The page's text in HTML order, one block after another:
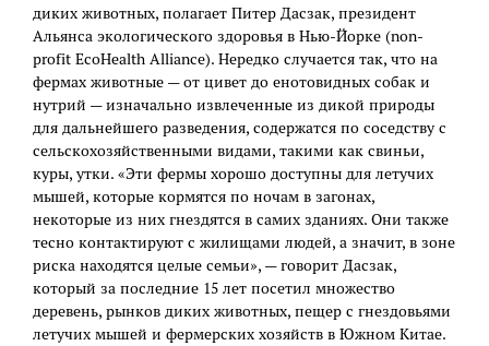
диких животных, полагает Питер Дасзак, президент
Альянса экологического здоровья в Нью-Йорке (non-
profit EcoHealth Alliance). Нередко случается так, что на
фермах животные — от цивет до енотовидных собак и
нутрий — изначально извлеченные из дикой природы
для дальнейшего разведения, содержатся по соседству с
сельскохозяйственными видами, такими как свиньи,
куры, утки. «Эти фермы хорошо доступны для летучих
мышей, которые кормятся по ночам в загонах,
некоторые из них гнездятся в самих зданиях. Они также
тесно контактируют с жилищами людей, а значит, в зоне
риска находятся целые семьи», — говорит Дасзак,
который за последние 15 лет посетил множество
деревень, рынков диких животных, пещер с гнездовьями
летучих мышей и фермерских хозяйств в Южном Китае.